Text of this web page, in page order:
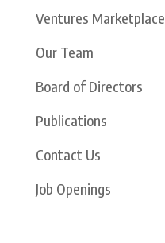
Ventures Marketplace
Our Team
Board of Directors
Publications
Contact Us
Job Openings